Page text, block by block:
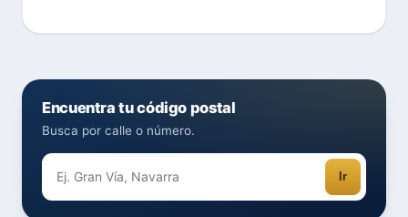
Encuentra tu código postal
Busca por calle o número.
Ir